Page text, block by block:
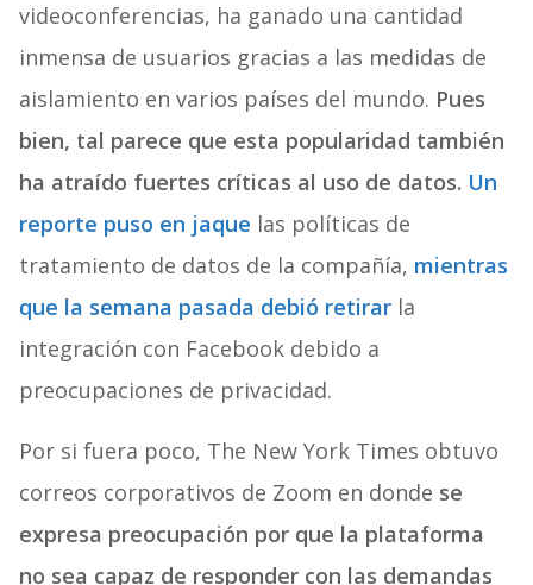
videoconferencias, ha ganado una cantidad
inmensa de usuarios gracias a las medidas de
aislamiento en varios países del mundo. Pues
bien, tal parece que esta popularidad también
ha atraído fuertes críticas al uso de datos. Un
reporte puso en jaque las políticas de
tratamiento de datos de la compañía, mientras
que la semana pasada debió retirarla
integración con Facebook debido a
preocupaciones de privacidad.
Por si fuera poco, The New York Times obtuvo
correos corporativos de Zoom en donde se
expresa preocupación por que la plataforma
no sea capaz de responder con las demandas